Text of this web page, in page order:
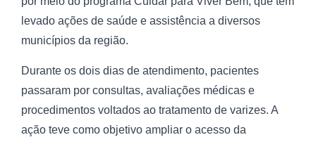
levado ações de saúde e assistência a diversos
municípios da região.
Durante os dois dias de atendimento, pacientes
passaram por consultas, avaliações médicas e
procedimentos voltados ao tratamento de varizes. A
ação teve como objetivo ampliar o acesso da